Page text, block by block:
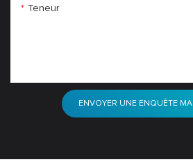
Teneur
ENVOYER UNE ENQUÊTE